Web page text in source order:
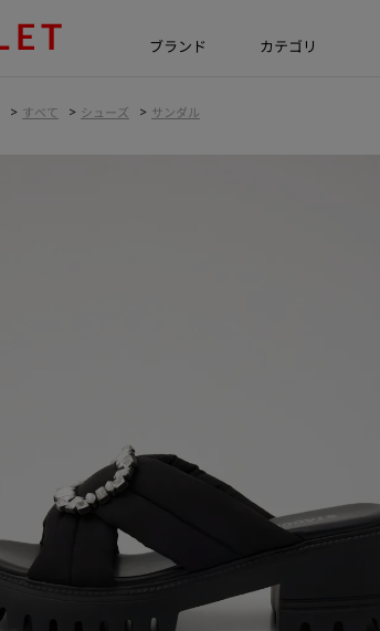
ブランド カテゴリ
> すべて > シューズ > サンダル